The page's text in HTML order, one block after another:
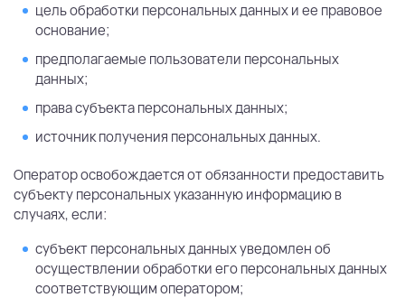
цель обработки персональных данных и ее правовое
основание;
предполагаемые пользователи персональных
данных;
права субъекта персональных данных;
источник получения персональных данных.
Оператор освобождается от обязанности предоставить
субъекту персональных указанную информацию в
случаях, если:
субъект персональных данных уведомлен об
осуществлении обработки его персональных данных
соответствующим оператором;